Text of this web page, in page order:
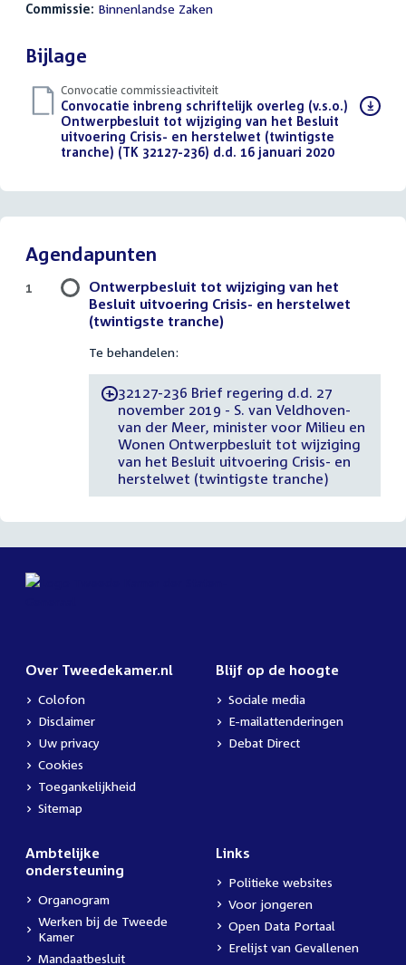
Commissie: Binnenlandse Zaken
Bijlage
Convocatie commissieactiviteit
Download
bestand:
Convocatie inbreng schriftelijk overleg (v.s.o.)
Ontwerpbesluit tot wijziging van het Besluit
uitvoering Crisis- en herstelwet (twintigste
tranche) (TK 32127-236) d.d. 16 januari 2020(PDF)
Agendapunten
Ontwerpbesluit tot wijziging van het
Besluit uitvoering Crisis- en herstelwet
(twintigste tranche)
Te behandelen:
-32127-236 Brief regering d.d. 27
november 2019 - S. van Veldhoven-
van der Meer, minister voor Milieu en
Wonen Ontwerpbesluit tot wijziging
van het Besluit uitvoering Crisis- en
herstelwet (twintigste tranche)
1
Over Tweedekamer.nl
Colofon
Disclaimer
Uw privacy
Cookies
Toegankelijkheid
Sitemap
Blijf op de hoogte
Sociale media
E-mailattenderingen
Debat Direct
Ambtelijke
ondersteuning
Organogram
Werken bij de Tweede
Kamer
Mandaatbesluit
Links
Politieke websites
Voor jongeren
Open Data Portaal
Erelijst van Gevallenen